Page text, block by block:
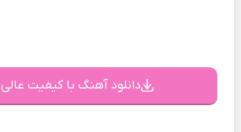
دانلود آهنگ با کیفیت عالی 320